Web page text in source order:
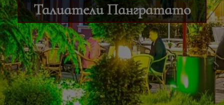
Талиатели Пангратато